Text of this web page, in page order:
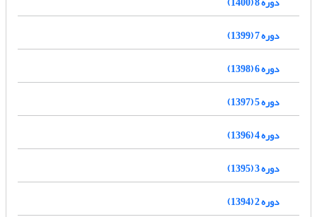
دوره 7 (1399)
دوره 6 (1398)
دوره 5 (1397)
دوره 4 (1396)
دوره 3 (1395)
دوره 2 (1394)